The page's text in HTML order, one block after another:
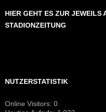
HIER GEHT ES ZUR JEWEILS
STADIONZEITUNG
NUTZERSTATISTIK
Online Visitors: 0